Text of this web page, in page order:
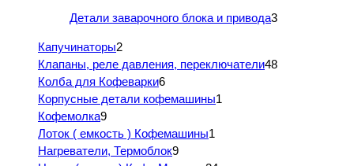
Детали заварочного блока и привода3
Капучинаторы2
Клапаны, реле давления, переключатели48
Колба для Кофеварки6
Корпусные детали кофемашины1
Кофемолка9
Лоток ( емкость ) Кофемашины1
Нагреватели, Термоблок9